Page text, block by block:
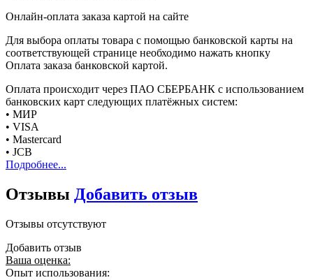
Онлайн-оплата заказа картой на сайте
Для выбора оплаты товара с помощью банковской карты на
соответствующей странице необходимо нажать кнопку
Оплата заказа банковской картой.
Оплата происходит через ПАО СБЕРБАНК с использованием
банковских карт следующих платёжных систем:
• МИР
• VISA
• Mastercard
• JCB
Подробнее...
Отзывы Добавить отзыв
Отзывы отсутствуют
Добавить отзыв
Ваша оценка:
Опыт использования: